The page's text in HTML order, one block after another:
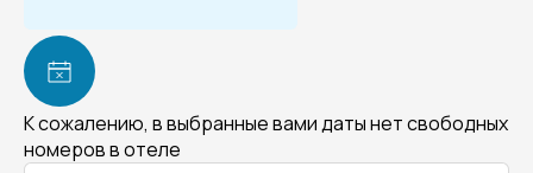
К сожалению, в выбранные вами даты нет свободных
номеров в отеле